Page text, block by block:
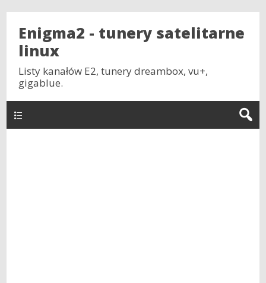
Enigma2 - tunery satelitarne
linux
Listy kanałów E2, tunery dreambox, vu+,
gigablue.